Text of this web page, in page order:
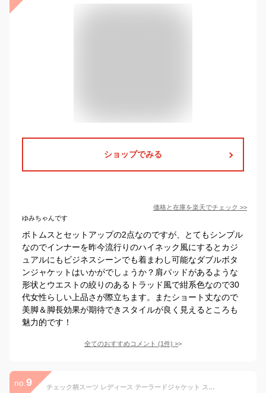
ショップでみる
価格と在庫を楽天でチェック >>
ゆみちゃんです
ボトムスとセットアップの2点なのですが、とてもシンプル
なのでインナーを昨今流行りのハイネック風にするとカジ
ュアルにもビジネスシーンでも着まわし可能なダブルボタ
ンジャケットはいかがでしょうか？肩パッドがあるような
形状とウエストの絞りのあるトラッド風で紺系色なので30
代女性らしい上品さが際立ちます。またショート丈なので
美脚＆脚長効果が期待できスタイルが良く見えるところも
魅力的です！
全てのおすすめコメント (1件) >
no. 9 チェック柄スーツ レディース テーラードジャケット スーツ ジャケット ダブルボタンスーツ オフィス おしゃれ カジュアル きれいめ 通勤 着痩せ20代 30代 40代 50代 大人 オフィス 卒業式 就職活動